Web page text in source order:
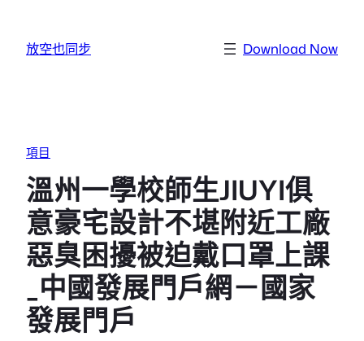
放空也同步 Download Now
項目
溫州一學校師生JIUYI俱
意豪宅設計不堪附近工廠
惡臭困擾被迫戴口罩上課
_中國發展門戶網－國家
發展門戶